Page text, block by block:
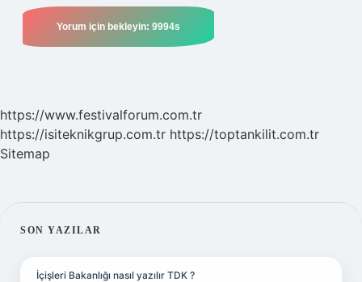
https://www.festivalforum.com.tr
https://isiteknikgrup.com.tr https://toptankilit.com.tr
Sitemap
SIDEBAR
SON YAZILAR
İçişleri Bakanlığı nasıl yazılır TDK ?